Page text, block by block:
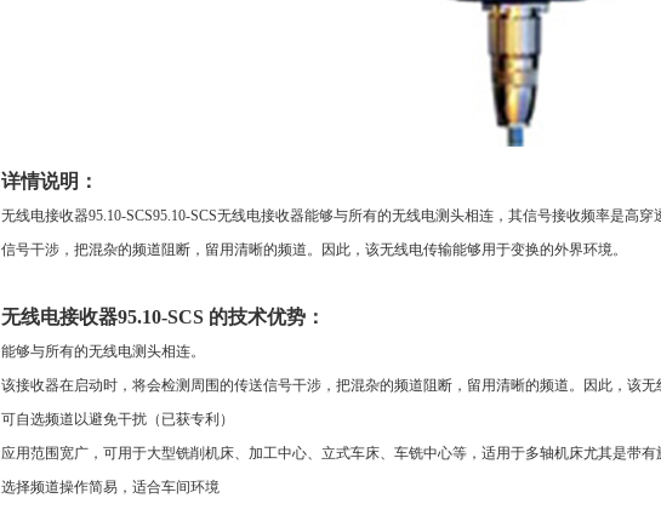
详情说明：
无线电接收器95.10-SCS95.10-SCS无线电接收器能够与所有的无线电测头相连，其信号接收频率是高
信号干涉，把混杂的频道阻断，留用清晰的频道。因此，该无线电传输能够用于变换的外界环境。
无线电接收器95.10-SCS 的技术优势：
能够与所有的无线电测头相连。
该接收器在启动时，将会检测周围的传送信号干涉，把混杂的频道阻断，留用清晰的频道。因此，该无
可自选频道以避免干扰（已获专利）
应用范围宽广，可用于大型铣削机床、加工中心、立式车床、车铣中心等，适用于多轴机床尤其是带
选择频道操作简易，适合车间环境